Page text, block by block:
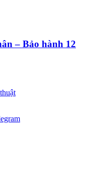
– Bảo hành 12